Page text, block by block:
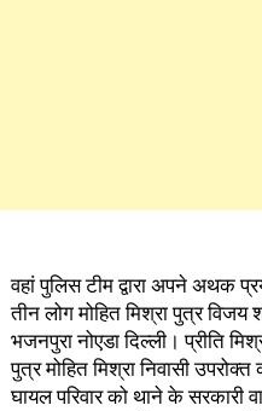
वहां पुलिस टीम द्वारा अपने अथक
तीन लोग मोहित मिश्रा पुत्र
भजनपुरा नोएडा दिल्ली। प्रीति
पुत्र मोहित मिश्रा निवासी
घायल परिवार को थाने के सरकारी